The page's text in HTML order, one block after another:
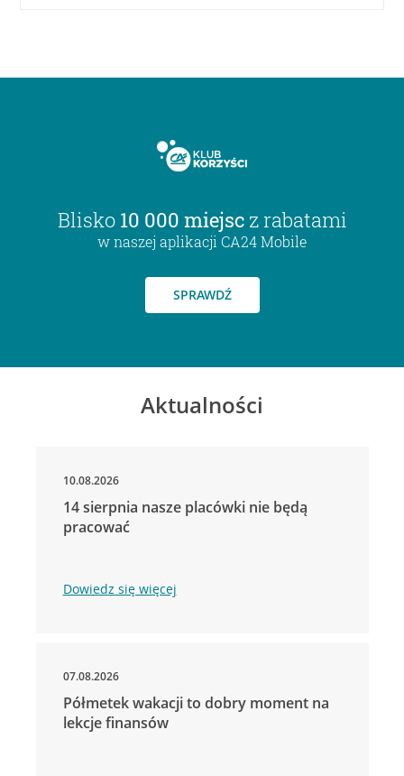
Blisko 10 000 miejsc z rabatami
w naszej aplikacji CA24 Mobile
SPRAWDŹ
Aktualności
10.08.2026
14 sierpnia nasze placówki nie będą
pracować
Dowiedz się więcej
07.08.2026
Półmetek wakacji to dobry moment na
lekcje finansów